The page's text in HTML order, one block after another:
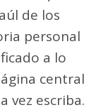
de los
personal
a lo
central
vez escriba.